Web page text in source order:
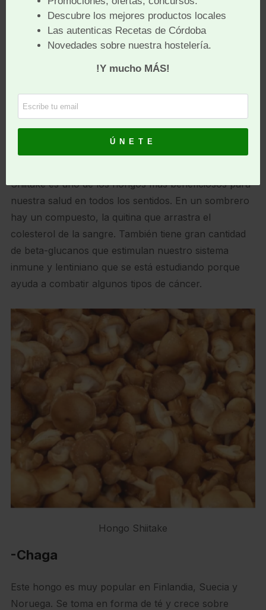
-Shiitake,
Es otro de los hongos que más se consumen en
España pero lo que pocas personas saben y la
explica en alguno de sus artículos para Vogue es que
es el hongo más usado en cosmética gracias a su
capacidad de aumentar la flexibilidad de la piel y
Shiitake es uno de los hongos más beneficiosos para
nuestra salud en todos los sentidos. En un sombrero
hay un compuesto, la quitina que arrastra el
colesterol de la sangre. También tiene gran cantidad
de beta-glucanos que estimulan nuestro sistema
inmune y lentiniano que se está estudiando porque
ayuda a combatir algunos tipos de cáncer.
Hongo Shiitake
-Chaga
Este hongo es muy popular en Finlandia, Suecia y
Noruega. Se toma en forma de té y crece sobre